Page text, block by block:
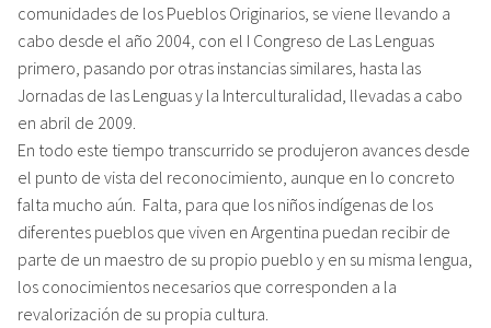
comunidades de los Pueblos Originarios, se viene llevando a
cabo desde el año 2004, con el I Congreso de Las Lenguas
primero, pasando por otras instancias similares, hasta las
Jornadas de las Lenguas y la Interculturalidad, llevadas a cabo
en abril de 2009.
En todo este tiempo transcurrido se produjeron avances desde
el punto de vista del reconocimiento, aunque en lo concreto
falta mucho aún. Falta, para que los niños indígenas de los
diferentes pueblos que viven en Argentina puedan recibir de
parte de un maestro de su propio pueblo y en su misma lengua,
los conocimientos necesarios que corresponden a la
revalorización de su propia cultura.